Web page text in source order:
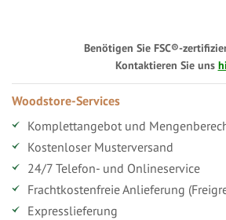
Benötigen Sie FSC®-
Kontaktieren Sie uns
Woodstore-Services
Komplettangebot und
Kostenloser Musterversand
24/7 Telefon- und Onlineservice
Frachtkostenfreie Anlieferung
Expresslieferung